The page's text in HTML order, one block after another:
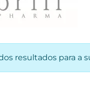
resultados para a